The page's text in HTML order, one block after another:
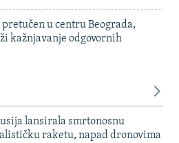
u centru Beograda,
kažnjavanje odgovornih
lansirala smrtonosnu
raketu, napad dronovima